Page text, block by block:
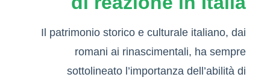
Il patrimonio storico e culturale italiano, dai
romani ai rinascimentali, ha sempre
sottolineato l’importanza dell’abilità di